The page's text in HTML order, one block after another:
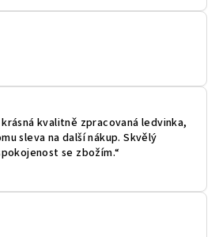
kvalitně zpracovaná ledvinka,
sleva na další nákup. Skvělý
se zbožím.“